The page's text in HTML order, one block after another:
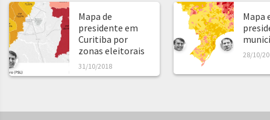
Mapa de
presidente em
Curitiba por
zonas eleitorais
31/10/2018
Mapa
28/10/